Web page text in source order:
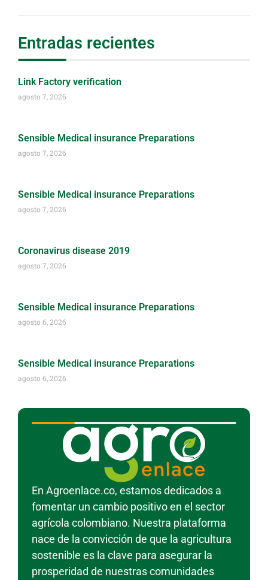
Entradas recientes
Link Factory verification
agosto 7, 2026
Sensible Medical insurance Preparations
agosto 7, 2026
Sensible Medical insurance Preparations
agosto 7, 2026
Coronavirus disease 2019
agosto 7, 2026
Sensible Medical insurance Preparations
agosto 6, 2026
Sensible Medical insurance Preparations
agosto 6, 2026
En Agroenlace.co, estamos dedicados a
fomentar un cambio positivo en el sector
agrícola colombiano. Nuestra plataforma
nace de la convicción de que la agricultura
sostenible es la clave para asegurar la
prosperidad de nuestras comunidades